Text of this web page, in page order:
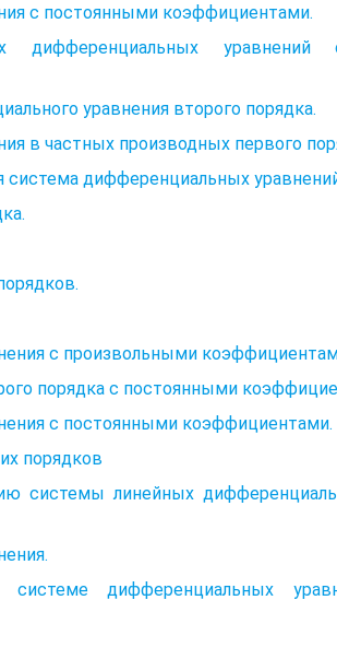
с постоянными коэффициентами.
дифференциальных уравнений
уравнения второго порядка.
в частных производных первого
система дифференциальных
с произвольными
порядка с постоянными
с постоянными коэффициентами.
порядков
системы линейных
дифференциальных